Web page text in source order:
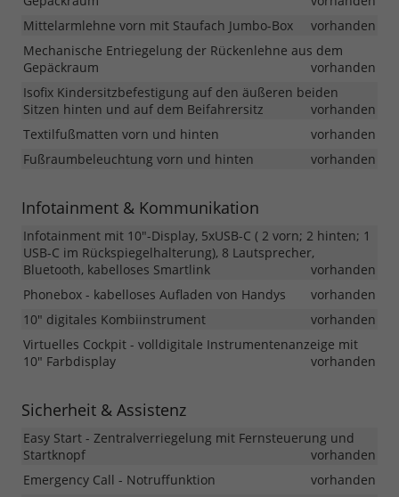
Mittelarmlehne vorn mit Staufach Jumbo-Box
vorhanden
Mechanische Entriegelung der Rückenlehne aus dem
Gepäckraum
vorhanden
Isofix Kindersitzbefestigung auf den äußeren beiden
Sitzen hinten und auf dem Beifahrersitz
vorhanden
Textilfußmatten vorn und hinten
vorhanden
Fußraumbeleuchtung vorn und hinten
vorhanden
Infotainment & Kommunikation
Infotainment mit 10"-Display, 5xUSB-C ( 2 vorn; 2 hinten; 1
USB-C im Rückspiegelhalterung), 8 Lautsprecher,
Bluetooth, kabelloses Smartlink
vorhanden
Phonebox - kabelloses Aufladen von Handys
vorhanden
10" digitales Kombiinstrument
vorhanden
Virtuelles Cockpit - volldigitale Instrumentenanzeige mit
10" Farbdisplay
vorhanden
Sicherheit & Assistenz
Easy Start - Zentralverriegelung mit Fernsteuerung und
Startknopf
vorhanden
Emergency Call - Notruffunktion
vorhanden